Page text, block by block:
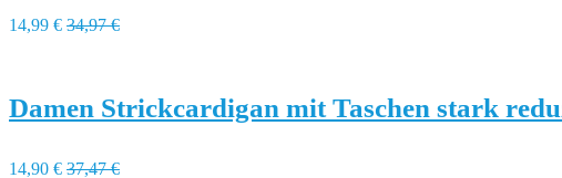
14,99 € 34,97 €
Damen Strickcardigan mit Taschen stark
14,90 € 37,47 €